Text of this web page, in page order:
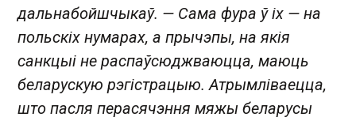
дальнабойшчыкаў. — Сама фура ў іх — на
польскіх нумарах, а прычэпы, на якія
санкцыі не распаўсюджваюцца, маюць
беларускую рэгістрацыю. Атрымліваецца,
што пасля перасячэння мяжы беларусы